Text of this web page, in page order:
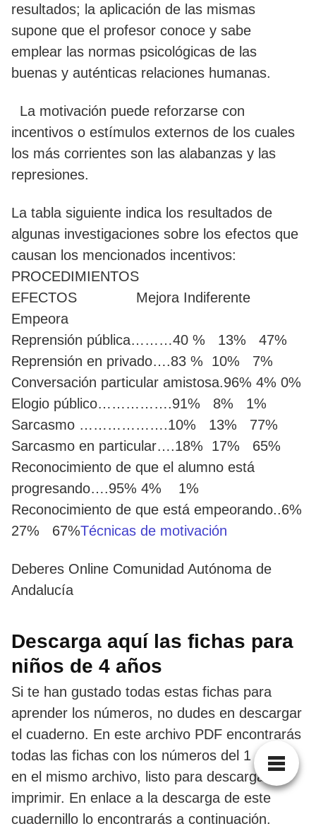
resultados; la aplicación de las mismas
supone que el profesor conoce y sabe
emplear las normas psicológicas de las
buenas y auténticas relaciones humanas.
La motivación puede reforzarse con
incentivos o estímulos externos de los cuales
los más corrientes son las alabanzas y las
represiones.
La tabla siguiente indica los resultados de
algunas investigaciones sobre los efectos que
causan los mencionados incentivos:
PROCEDIMIENTOS
EFECTOS Mejora Indiferente
Empeora
Reprensión pública………40 % 13% 47%
Reprensión en privado….83 % 10% 7%
Conversación particular amistosa.96% 4% 0%
Elogio público…………….91% 8% 1%
Sarcasmo ……………….10% 13% 77%
Sarcasmo en particular….18% 17% 65%
Reconocimiento de que el alumno está
progresando….95% 4% 1%
Reconocimiento de que está empeorando..6%
27% 67%Técnicas de motivación
Deberes Online Comunidad Autónoma de
Andalucía
Descarga aquí las fichas para
niños de 4 años
Si te han gustado todas estas fichas para
aprender los números, no dudes en descargar
el cuaderno. En este archivo PDF encontrarás
todas las fichas con los números del 1 al 20
en el mismo archivo, listo para descargar e
imprimir. En enlace a la descarga de este
cuadernillo lo encontrarás a continuación.